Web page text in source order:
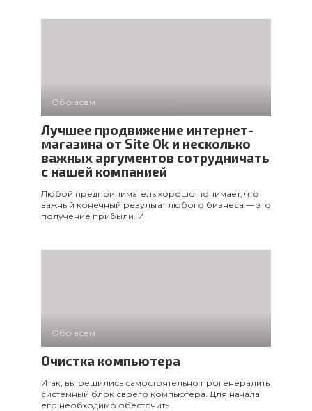
Обо всем
Лучшее продвижение интернет-
магазина от Site Ok и несколько
важных аргументов сотрудничать
с нашей компанией
Любой предприниматель хорошо понимает, что
важный конечный результат любого бизнеса — это
получение прибыли. И
Обо всем
Очистка компьютера
Итак, вы решились самостоятельно прогенералить
системный блок своего компьютера. Для начала
его необходимо обесточить